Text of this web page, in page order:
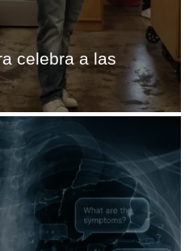
celebra a las